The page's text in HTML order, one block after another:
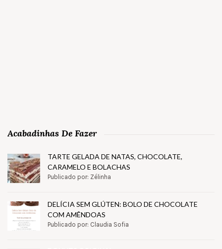
Acabadinhas De Fazer
TARTE GELADA DE NATAS, CHOCOLATE,
CARAMELO E BOLACHAS
Publicado por: Zélinha
DELÍCIA SEM GLÚTEN: BOLO DE CHOCOLATE
COM AMÊNDOAS
Publicado por: Claudia Sofia